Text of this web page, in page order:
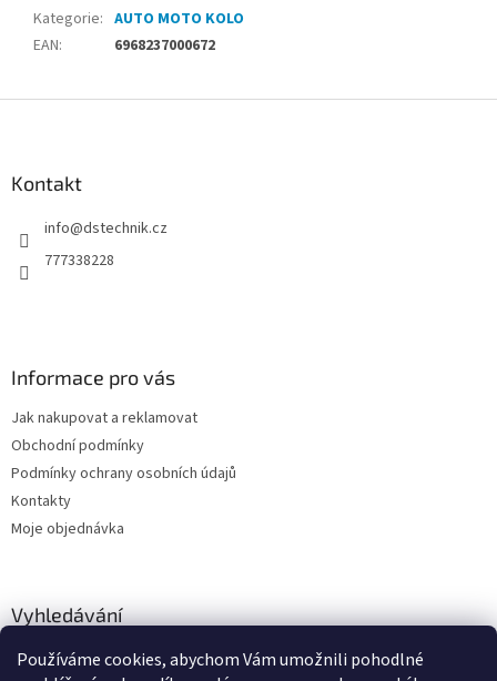
Používáme cookies, abychom Vám umožnili pohodlné
Kategorie: AUTO MOTO KOLO
EAN: 6968237000672
Kontakt
info@dstechnik.cz
777338228
Informace pro vás
Jak nakupovat a reklamovat
Obchodní podmínky
Podmínky ochrany osobních údajů
Kontakty
Moje objednávka
Vyhledávání
HLEDAT